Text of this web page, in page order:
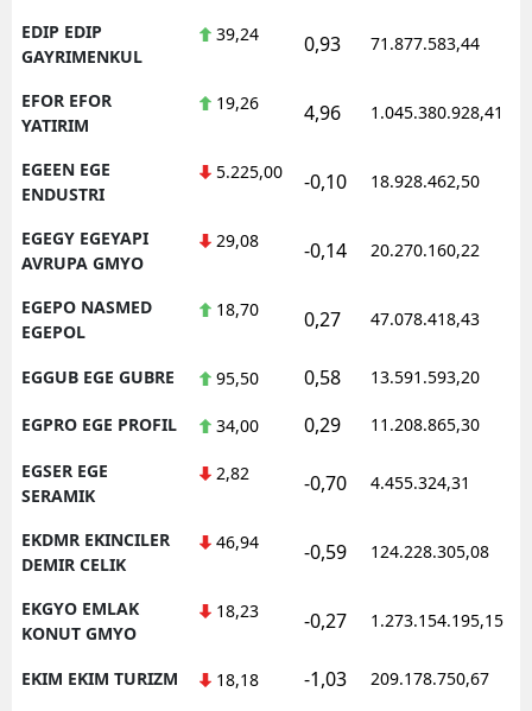
EDIP EDIP
GAYRIMENKUL
39,24 0,93 71.877.583,44
EFOR EFOR
YATIRIM
19,26 4,96 1.045.380.928,41
EGEEN EGE
ENDUSTRI
5.225,00 -0,10 18.928.462,50
EGEGY EGEYAPI
AVRUPA GMYO
29,08 -0,14 20.270.160,22
EGEPO NASMED
EGEPOL
18,70 0,27 47.078.418,43
EGGUB EGE GUBRE 95,50 0,58 13.591.593,20
EGPRO EGE PROFIL 34,00 0,29 11.208.865,30
EGSER EGE
SERAMIK
2,82 -0,70 4.455.324,31
EKDMR EKINCILER
DEMIR CELIK
46,94 -0,59 124.228.305,08
EKGYO EMLAK
KONUT GMYO
18,23 -0,27 1.273.154.195,15
EKIM EKIM TURIZM 18,18 -1,03 209.178.750,67